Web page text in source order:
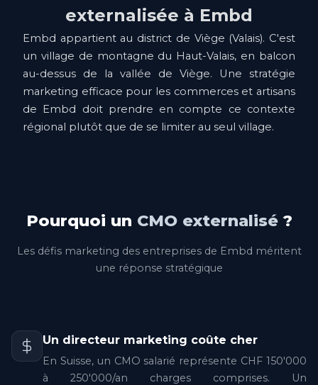
externalisée à Embd
Embd appartient au district de Viège (Valais). C'est
un village de montagne du Haut-Valais, en balcon
au-dessus de la vallée de Viège. Une stratégie
marketing efficace pour les commerces et artisans
de Embd doit prendre en compte ce contexte
régional plutôt que de se limiter au seul village.
Pourquoi un CMO externalisé?
Les défis marketing des entreprises de Embd méritent
une réponse stratégique
Un directeur marketing coûte cher
En Suisse, un CMO salarié représente CHF 150'000
à 250'000/an charges comprises. Un